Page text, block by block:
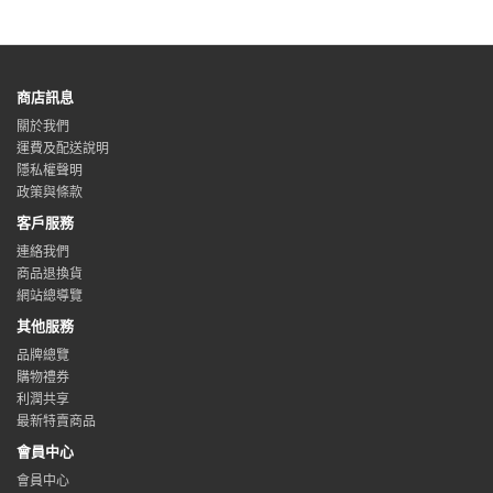
商店訊息
關於我們
運費及配送說明
隱私權聲明
政策與條款
客戶服務
連絡我們
商品退換貨
網站總導覽
其他服務
品牌總覽
購物禮券
利潤共享
最新特賣商品
會員中心
會員中心